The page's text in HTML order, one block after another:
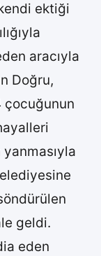
ektiği
aracıyla
Doğru,
çocuğunun
geldi.
eden